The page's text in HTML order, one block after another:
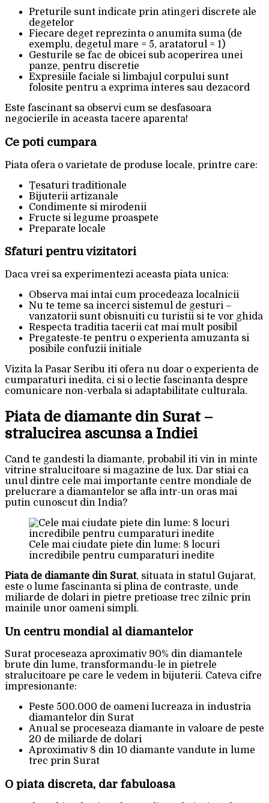
Preturile sunt indicate prin atingeri discrete ale
degetelor
Fiecare deget reprezinta o anumita suma (de
exemplu, degetul mare = 5, aratatorul = 1)
Gesturile se fac de obicei sub acoperirea unei
panze, pentru discretie
Expresiile faciale si limbajul corpului sunt
folosite pentru a exprima interes sau dezacord
Este fascinant sa observi cum se desfasoara
negocierile in aceasta tacere aparenta!
Ce poti cumpara
Piata ofera o varietate de produse locale, printre care:
Țesaturi traditionale
Bijuterii artizanale
Condimente si mirodenii
Fructe si legume proaspete
Preparate locale
Sfaturi pentru vizitatori
Daca vrei sa experimentezi aceasta piata unica:
Observa mai intai cum procedeaza localnicii
Nu te teme sa incerci sistemul de gesturi –
vanzatorii sunt obisnuiti cu turistii si te vor ghida
Respecta traditia tacerii cat mai mult posibil
Pregateste-te pentru o experienta amuzanta si
posibile confuzii initiale
Vizita la Pasar Seribu iti ofera nu doar o experienta de
cumparaturi inedita, ci si o lectie fascinanta despre
comunicare non-verbala si adaptabilitate culturala.
Piata de diamante din Surat –
stralucirea ascunsa a Indiei
Cand te gandesti la diamante, probabil iti vin in minte
vitrine stralucitoare si magazine de lux. Dar stiai ca
unul dintre cele mai importante centre mondiale de
prelucrare a diamantelor se afla intr-un oras mai
putin cunoscut din India?
Cele mai ciudate piete din lume: 8 locuri
incredibile pentru cumparaturi inedite
Piata de diamante din Surat, situata in statul Gujarat,
este o lume fascinanta si plina de contraste, unde
miliarde de dolari in pietre pretioase trec zilnic prin
mainile unor oameni simpli.
Un centru mondial al diamantelor
Surat proceseaza aproximativ 90% din diamantele
brute din lume, transformandu-le in pietrele
stralucitoare pe care le vedem in bijuterii. Cateva cifre
impresionante:
Peste 500.000 de oameni lucreaza in industria
diamantelor din Surat
Anual se proceseaza diamante in valoare de peste
20 de miliarde de dolari
Aproximativ 8 din 10 diamante vandute in lume
trec prin Surat
O piata discreta, dar fabuloasa